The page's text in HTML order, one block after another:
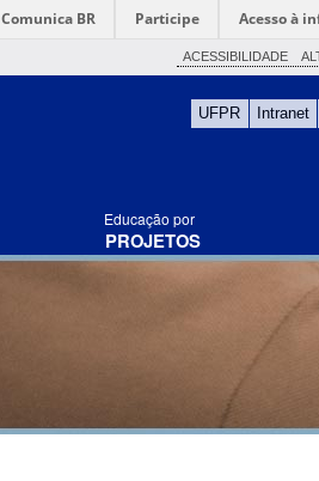
Comunica BR Participe Acesso à
ACESSIBILIDADE
UFPR Intranet
Educação por
PROJETOS